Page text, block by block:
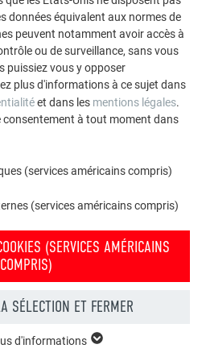
une toiture ou une façade
données équivalent aux normes de
peuvent notamment avoir accès à
ou de surveillance, sans vous
puissiez vous y opposer
plus d'informations à ce sujet dans
et dans les mentions légales.
consentement à tout moment dans
(services américains compris)
(services américains compris)
(SERVICES AMÉRICAINS
COMPRIS)
SÉLECTION ET FERMER
d'informations